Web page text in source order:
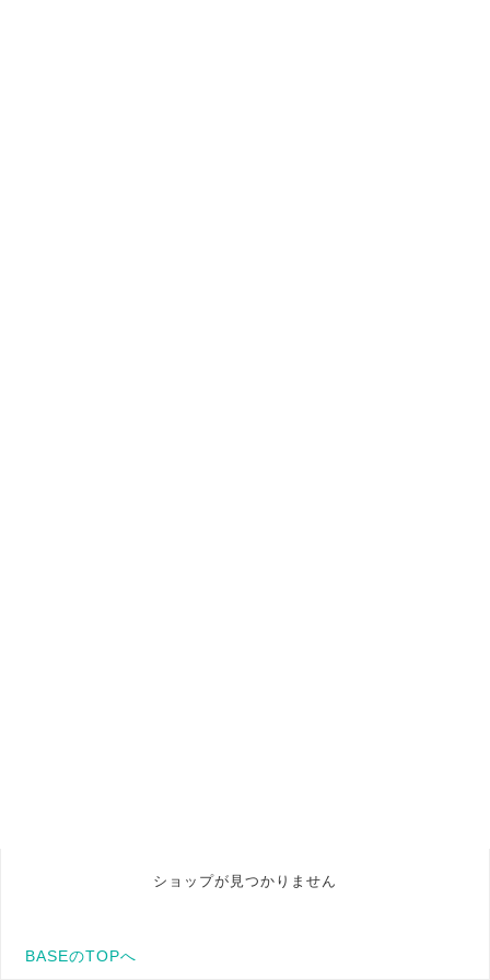
ショップが見つかりません
BASEのTOPへ